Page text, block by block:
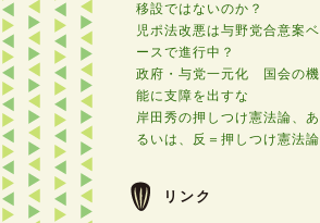
移設ではないのか？
児ポ法改悪は与野党合意案ベ
ースで進行中？
政府・与党一元化 国会の機
能に支障を出すな
岸田秀の押しつけ憲法論、あ
るいは、反＝押しつけ憲法論
リンク